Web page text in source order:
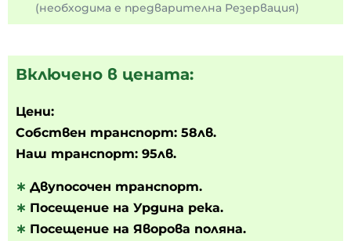
(необходима е предварителна Резервация)
Включено в цената:
Цени:
Собствен транспорт: 58лв.
Наш транспорт: 95лв.
∗ Двупосочен транспорт.
∗ Посещение на Урдина река.
∗ Посещение на Яворова поляна.